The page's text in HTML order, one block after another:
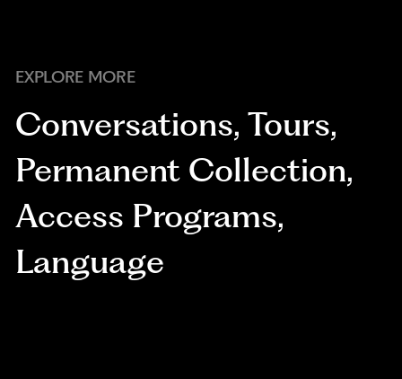
EXPLORE MORE
Conversations, Tours,
Permanent Collection,
Access Programs,
Language